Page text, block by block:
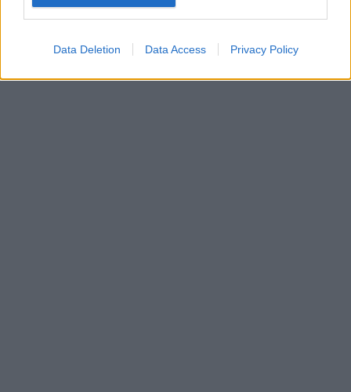
Data Deletion Data Access Privacy Policy